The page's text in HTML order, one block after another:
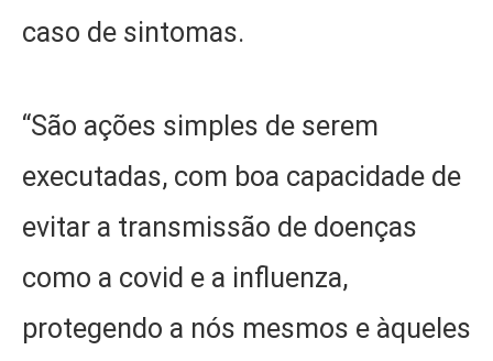
caso de sintomas.
“São ações simples de serem
executadas, com boa capacidade de
evitar a transmissão de doenças
como a covid e a influenza,
protegendo a nós mesmos e àqueles